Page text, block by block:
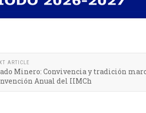
ARTICLE
Minero: Convivencia y tradición
Anual del IIMCh